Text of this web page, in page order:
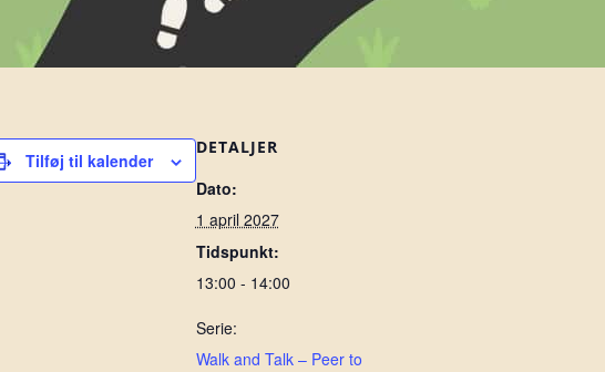
Tilføj til kalender
DETALJER
Dato:
1 april 2027
Tidspunkt:
13:00 - 14:00
Serie:
Walk and Talk – Peer to